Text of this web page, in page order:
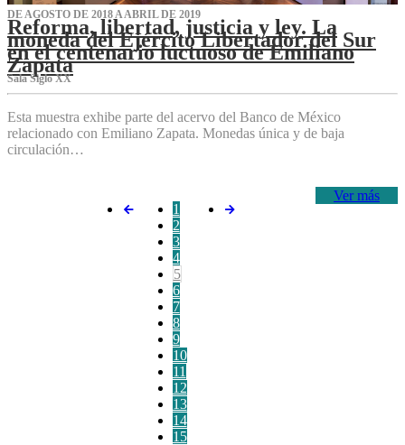
DE AGOSTO DE 2018 A ABRIL DE 2019
Reforma, libertad, justicia y ley. La
moneda del Ejército Libertador del Sur
en el centenario luctuoso de Emiliano
Zapata
Sala Siglo XX
Esta muestra exhibe parte del acervo del Banco de México
relacionado con Emiliano Zapata. Monedas única y de baja
circulación…
Ver más
1
2
3
4
5
6
7
8
9
10
11
12
13
14
15